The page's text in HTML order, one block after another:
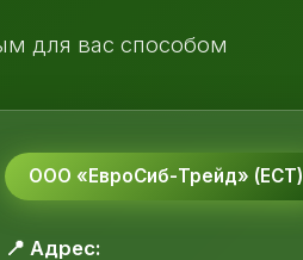
для вас способом
ООО «ЕвроСиб-Трейд» (ЕСТ)
📍 Адрес: